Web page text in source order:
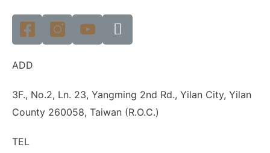
ADD
3F., No.2, Ln. 23, Yangming 2nd Rd., Yilan City, Yilan
County 260058, Taiwan (R.O.C.)
TEL